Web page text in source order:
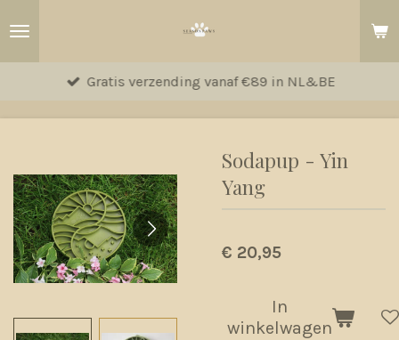
hoofdinhoud
Gratis verzending vanaf €89 in NL&BE
Sodapup - Yin
Yang
€ 20,95
In
winkelwagen